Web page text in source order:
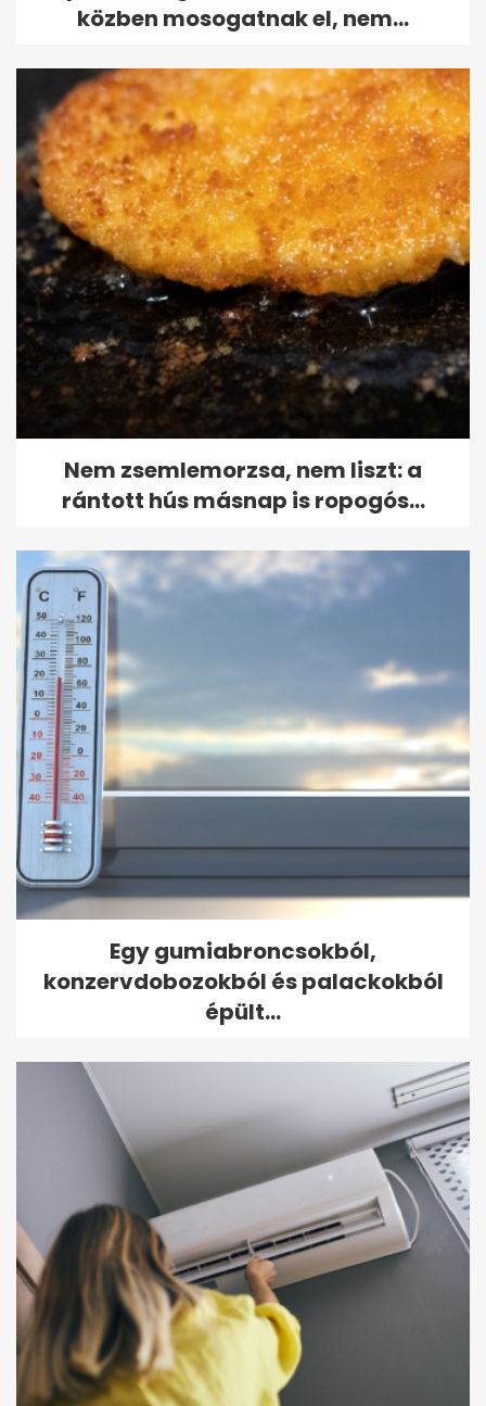
közben mosogatnak el, nem...
Nem zsemlemorzsa, nem liszt: a
rántott hús másnap is ropogós...
Egy gumiabroncsokból,
konzervdobozokból és palackokból
épült...